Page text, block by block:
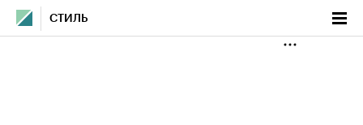
СТИЛЬ